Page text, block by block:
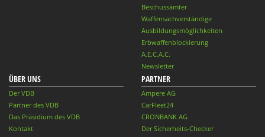
Beschussämter
Waffensachverständige
Ausbildungsmöglichkeiten
Erbwaffenblockierung
A.E.C.A.C.
Newsletter
ÜBER UNS
Der VDB
Partner des VDB
Das Präsidium des VDB
Kontakt
PARTNER
Ampere AG
CarFleet24
CRONBANK AG
Der Sicherheits-Checker